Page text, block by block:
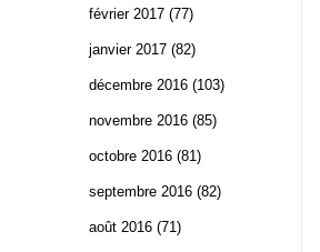
février 2017 (77)
janvier 2017 (82)
décembre 2016 (103)
novembre 2016 (85)
octobre 2016 (81)
septembre 2016 (82)
août 2016 (71)